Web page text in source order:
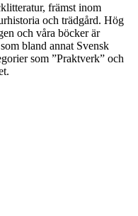
främst inom
och trädgård. Hög
och våra böcker är
bland annat Svensk
som ”Praktverk” och